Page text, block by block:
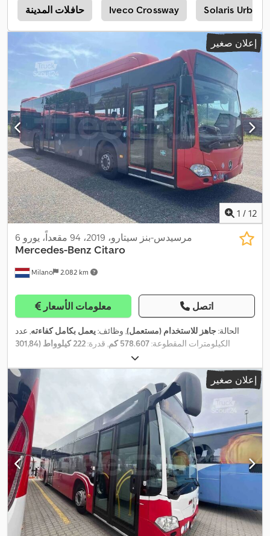
حافلات المدينة Iveco Crossway Solaris Urbino
إعلان صغير
1 / 12
Milano 2.082 km
مرسيدس-بنز سيتارو، 2019، 94 مقعداً، يورو 6
Mercedes-Benz Citaro
معلومات الأسعار اتصل
الحالة:جاهز للاستخدام (مستعمل), وظائف:يعمل بكامل كفاءته, عدد
الكيلومترات المقطوعة:578.607 كم , قدرة:
222 كيلوواط (301,84
, نوع الوقود:
أماكن الوقوف:59, نوع التروس:تلقائي, تكوين المحور:محورين, الفحص
القادم (TÜV):
, فئة الانبعاثات: يورو 6 , مقاس الإطار:
R22.5
, الطول الكلي: 12.140 مم , معدات:
أثناء التوقف, ملائم لذوي الاحتياجات الخاصة, نظام التحكم في الجر,
نظام الفرامل المانعة للانغلاق (ABS),
إعلان صغير